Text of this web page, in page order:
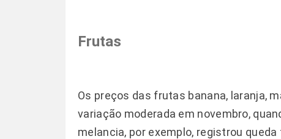
Frutas
Os preços das frutas banana, laranja,
variação moderada em novembro,
melancia, por exemplo, registrou